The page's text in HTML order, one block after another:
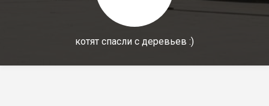
котят спасли с деревьев :)